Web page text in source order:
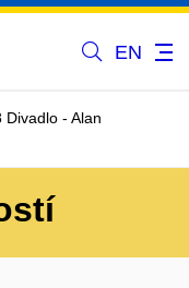
EN
Divadlo - Alan